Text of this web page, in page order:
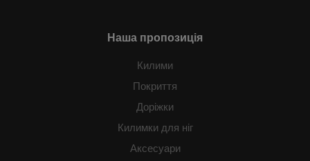
Наша пропозиція
Килими
Покриття
Доріжки
Килимки для ніг
Аксесуари